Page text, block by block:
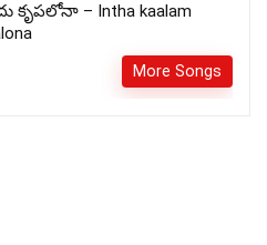
కృపలోనా – Intha kaalam
More Songs